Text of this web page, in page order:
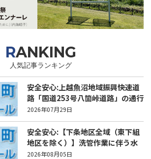
RANKING
人気記事ランキング
安全安心:上越魚沼地域振興快速道
路「国道253号八箇峠道路」の通行
規制について
2026年07月29日
安全安心:【下条地区全域（東下組
地区を除く）】洗管作業に伴う水
道の濁りの発生について
2026年08月05日